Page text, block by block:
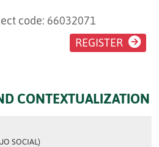
code: 66032071
REGISTER
CONTEXTUALIZATION
SOCIAL)